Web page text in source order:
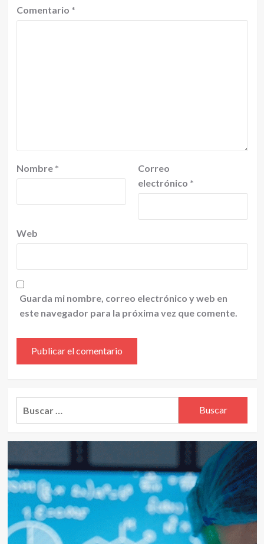
Comentario *
Nombre *
Correo
electrónico *
Web
Guarda mi nombre, correo electrónico y web en
este navegador para la próxima vez que comente.